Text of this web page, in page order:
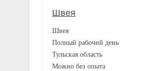
Швея
Швея
Полный рабочий день
Тульская область
Можно без опыта